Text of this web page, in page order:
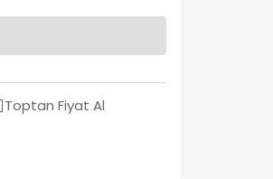
Toptan Fiyat Al